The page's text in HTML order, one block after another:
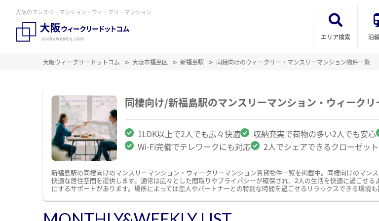
大阪のマンスリーマンション・ウィークリーマンション
エリア検索 沿
大阪ウィークリードットコム 大阪市福島区 新福島駅 同棲向けのウィークリー・マンスリーマンション物件一覧
同棲向け/新福島駅のマンスリーマンション・ウィーク
1LDK以上で2人でも広々快適 収納充実で荷物の多い2人でも安心
Wi-Fi完備でテレワークにも対応
2人でシェアできるクローゼッ
新福島駅の同棲向けのマンスリーマンション・ウィークリーマンション賃貸物件一覧を掲載中。同棲向けのマ
快適な居住空間を提供します。通常は広々とした間取りやプライバシーが確保され、2人の生活を快適に過ごせ
にするサポートがあります。場所によっては恋人やパートナーとの特別な時間を過ごせるリラックスできる環境も